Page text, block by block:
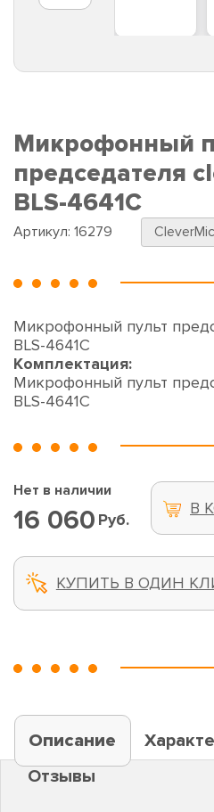
Микрофонный
председателя
BLS-4641C
Артикул: 16279 CleverMic
Микрофонный пульт
BLS-4641C
Комплектация:
Микрофонный пульт
BLS-4641C
Нет в наличии
16 060 Руб.
В
КУПИТЬ В ОДИН
Описание
Отзывы